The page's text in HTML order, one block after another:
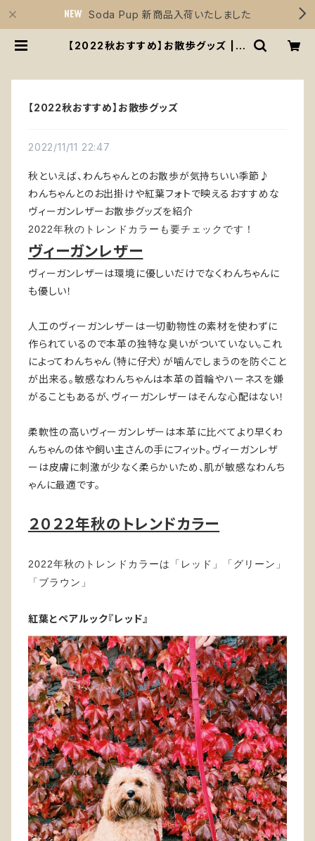
Soda Pup 新商品入荷いたしました
【2022秋おすすめ】お散歩グッズ | S
【2022秋おすすめ】お散歩グッズ
2022/11/11 22:47
秋といえば、わんちゃんとのお散歩が気持ちいい季節♪
わんちゃんとのお出掛けや紅葉フォトで映えるおすすめな
ヴィーガンレザーお散歩グッズを紹介
2022年秋のトレンドカラーも要チェックです！
ヴィーガンレザー
ヴィーガンレザーは環境に優しいだけでなくわんちゃんに
も優しい！
人工のヴィーガンレザーは一切動物性の素材を使わずに
作られているので本革の独特な臭いがついていない。これ
によってわんちゃん（特に仔犬）が噛んでしまうのを防ぐこと
が出来る。敏感なわんちゃんは本革の首輪やハーネスを嫌
がることもあるが、ヴィーガンレザーはそんな心配はない！
柔軟性の高いヴィーガンレザーは本革に比べてより早くわ
んちゃんの体や飼い主さんの手にフィット。ヴィーガンレザ
ーは皮膚に刺激が少なく柔らかいため、肌が敏感なわんち
ゃんに最適です。
２０２２年秋のトレンドカラー
2022年秋のトレンドカラーは「レッド」「グリーン」
「ブラウン」
紅葉とペアルック『レッド』